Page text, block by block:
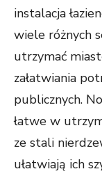
instalacja
wiele różnych
utrzymać
załatwiania
publicznych.
łatwe w
ze stali
ułatwiają ich